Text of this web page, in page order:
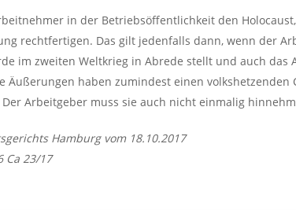
in der Betriebsöffentlichkeit den Holocaust,
rechtfertigen. Das gilt jedenfalls dann, wenn der
im zweiten Weltkrieg in Abrede stellt und auch das
Äußerungen haben zumindest einen volkshetzenden
Arbeitgeber muss sie auch nicht einmalig
Hamburg vom 18.10.2017
Ca 23/17